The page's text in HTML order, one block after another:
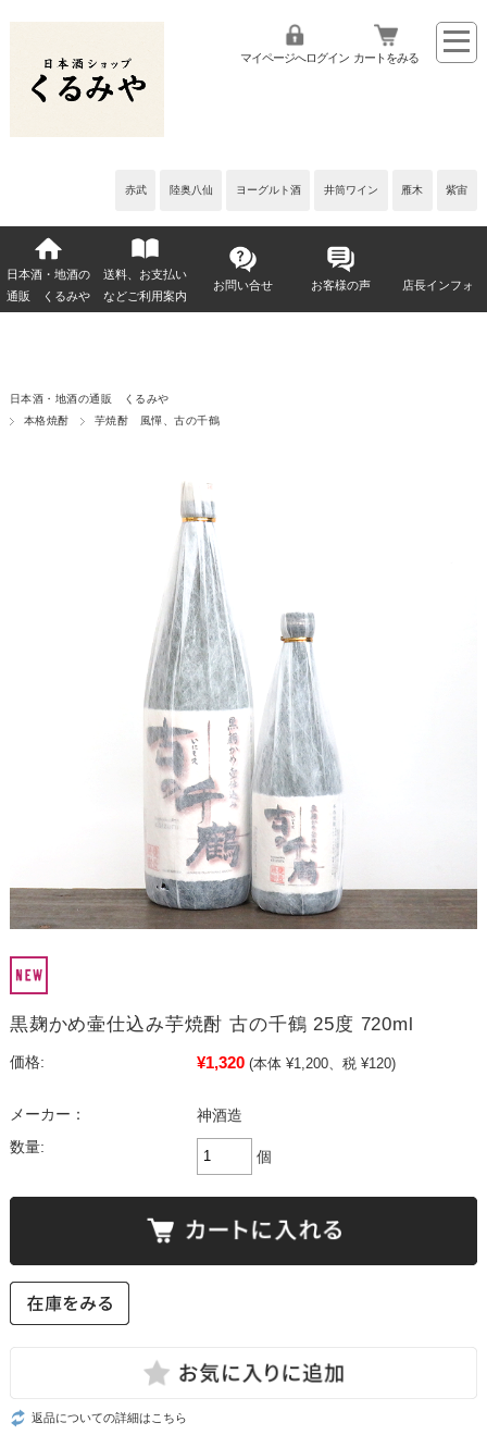
赤武 陸奥八仙 ヨーグルト酒 井筒ワイン 雁木 紫宙
マイページへログイン カートをみる
日本酒・地酒の
通販 くるみや
送料、お支払い
などご利用案内
お問い合せ お客様の声 店長インフォ
日本酒・地酒の通販 くるみや
本格焼酎
芋焼酎 風憚、古の千鶴
黒麹かめ壷仕込み芋焼酎 古の千鶴 25度 720ml
価格: ¥1,320 (本体 ¥1,200、税 ¥120)
メーカー：
神酒造
数量:
個
返品についての詳細はこちら